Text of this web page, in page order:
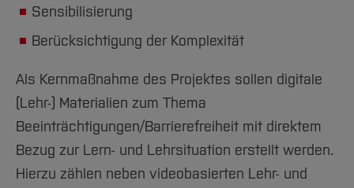
Sensibilisierung
Berücksichtigung der Komplexität
Als Kernmaßnahme des Projektes sollen digitale
(Lehr-) Materialien zum Thema
Beeinträchtigungen/Barrierefreiheit mit direktem
Bezug zur Lern- und Lehrsituation erstellt werden.
Hierzu zählen neben videobasierten Lehr- und